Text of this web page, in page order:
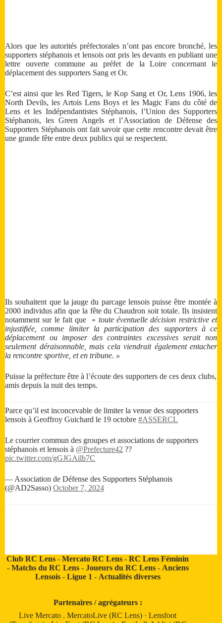
Alors que les autorités préfectorales n’ont pas encore bronché, les
supporters stéphanois et lensois ont pris les devants en publiant une
lettre ouverte commune au préfet de la Loire concernant le
déplacement des supporters Sang et Or.
C’est ainsi que les Red Tigers, le Kop Sang et Or, Lens 1906, les
North Devils, les Artois Lens Boys et les Magic Fans du côté de
Lens et les Indépendantistes Stéphanois, l’Union des Supporters
Stéphanois, les Green Angels et l’Association de Défense des
Supporters Stéphanois ont fait savoir que cette rencontre devait être
une grande fête entre deux publics qui se respectent.
Ils souhaitent que la jauge du parcage lensois puisse être montée à
2000 individus afin que la fête du Chaudron soit totale. Ils insistent
notamment sur le fait que « toute éventuelle décision restrictive et
injustifiée, comme limiter la participation des supporters à ce
déplacement ou imposer des contraintes excessives serait non
seulement déraisonnable, mais cela viendrait également entacher
la rencontre sportive, et en tribune. »
Puisse la préfecture être à l’écoute des supporters de ces deux clubs,
amis depuis la nuit des temps.
Parce qu’il est inconcevable de limiter la venue des supporters
lensois à Geoffroy Guichard le 19 octobre #ASSERCL
Le courrier commun des groupes et associations de supporters
stéphanois et lensois à @Prefecture42 ??
pic.twitter.com/gGJGAilb7C
— Association de Défense des Supporters Stéphanois
(@AD2Sasso) October 7, 2024
Club RC Lens -Mercato RC Lens -RC Lens Féminin
- Matchs du RC Lens- Joueurs du RC Lens- Anciens
Lensois- Ligue 1 - Actualités diverses
Partenaires / agrégateurs :
Live Mercato .MercatoLive (RC Lens) ·Lensfoot